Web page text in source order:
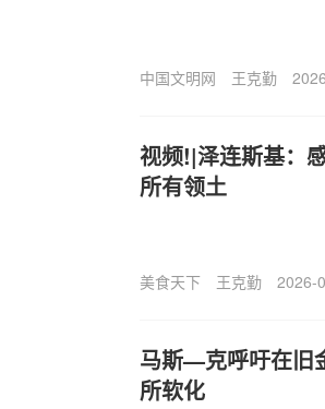
中国文明网 王克勤
视频!|泽连斯基：
所有领土
美食天下 王克勤 2026-
马斯—克呼吁在旧
所软化